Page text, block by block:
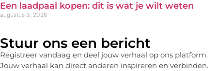
Een laadpaal kopen: dit is wat je wilt weten
augustus 3, 2026
Stuur ons een bericht
Registreer vandaag en deel jouw verhaal op ons platform.
Jouw verhaal kan direct anderen inspireren en verbinden.